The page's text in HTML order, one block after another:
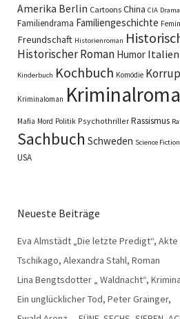
Amerika Berlin Cartoons China CIA Drama
Familiendrama Familiengeschichte
Freundschaft Historienroman
Historischer Roman Humor Italien
Kinderbuch Kochbuch Komödie
Kriminaloman
Mafia Mord Politik Psychothriller Rassismus
Sachbuch Schweden Science Fiction
USA
Neueste Beiträge
Eva Almstädt „Die letzte Predigt“,
Tschikago, Alexandra Stahl, Roman
Lina Bengtsdotter „ Waldnacht“,
Ein unglücklicher Tod, Peter Grainger,